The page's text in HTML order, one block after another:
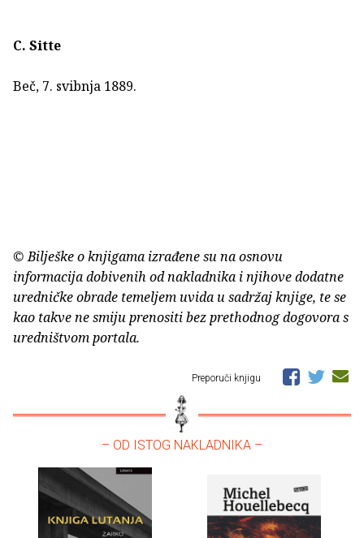
C. Sitte
Beč, 7. svibnja 1889.
© Bilješke o knjigama izrađene su na osnovu
informacija dobivenih od nakladnika i njihove dodatne
uredničke obrade temeljem uvida u sadržaj knjige, te se
kao takve ne smiju prenositi bez prethodnog dogovora s
uredništvom portala.
Preporuči knjigu
– OD ISTOG NAKLADNIKA –